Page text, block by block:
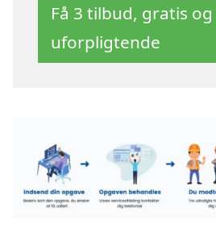
Få 3 tilbud, gratis og
uforpligtende